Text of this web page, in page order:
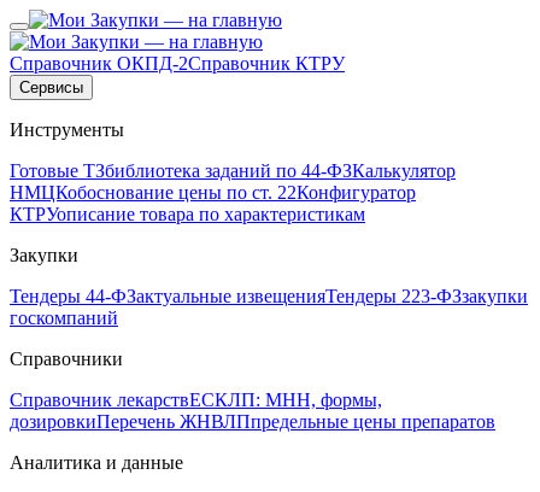
Справочник ОКПД-2Справочник КТРУ
Сервисы
Инструменты
Готовые ТЗбиблиотека заданий по 44-ФЗКалькулятор
НМЦКобоснование цены по ст. 22Конфигуратор
КТРУописание товара по характеристикам
Закупки
Тендеры 44-ФЗактуальные извещенияТендеры 223-ФЗзакупки
госкомпаний
Справочники
Справочник лекарствЕСКЛП: МНН, формы,
дозировкиПеречень ЖНВЛПпредельные цены препаратов
Аналитика и данные